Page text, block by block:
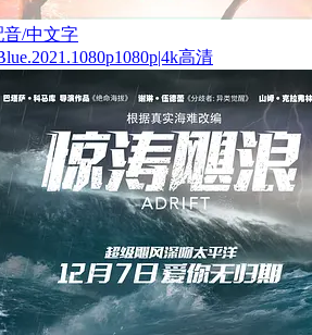
/中文字
高清